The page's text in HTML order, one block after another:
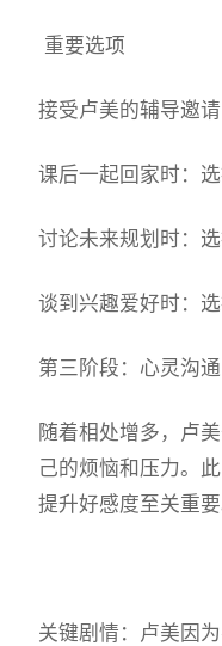
重要选项
接受卢美的辅导邀
课后一起回家时：
讨论未来规划时：
谈到兴趣爱好时：
第三阶段：心灵沟通
随着相处增多，卢
己的烦恼和压力。
提升好感度至关重要
关键剧情：卢美因